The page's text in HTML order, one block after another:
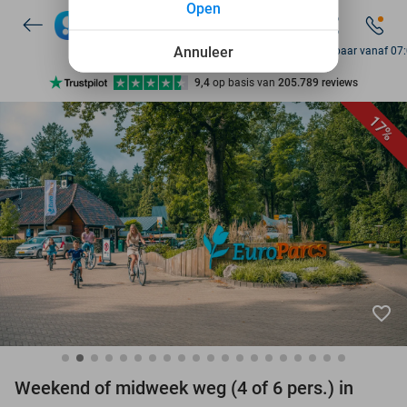
7 dagen per week beschikbaar
10+ miljoen leden
9,4 op basis van 205.789 reviews
Ontdek 15.000+ deals
7 dagen per week beschikbaar
10+ miljoen leden
Bereikbaar vanaf
17%
favorite_border
Weekend of midweek weg (4 of 6 pers.) in
Annuleer
Open